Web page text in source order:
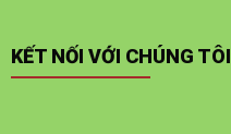
KẾT NỐI VỚI CHÚNG TÔI